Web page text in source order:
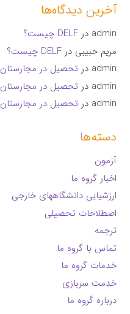
آخرین دیدگاه‌ها
admin درDELF چیست؟
مریم حبیبی درDELF چیست؟
admin در تحصیل در مجارستان
admin در تحصیل در مجارستان
admin در تحصیل در مجارستان
دسته‌ها
آزمون
اخبار گروه ما
ارزشیابی دانشگاههای خارجی
اصطلاحات تحصیلی
ترجمه
تماس با گروه ما
خدمات گروه ما
خدمت سربازی
درباره گروه ما